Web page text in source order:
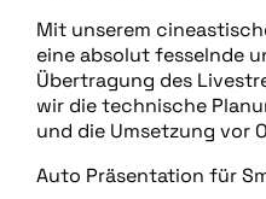
Mit unserem
eine absolut fesselnde
Übertragung des
wir die technische
und die Umsetzung vor
Auto Präsentation für